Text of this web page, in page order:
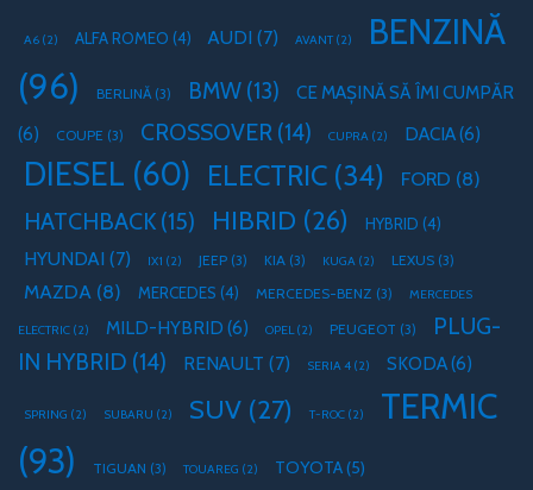
A6 (2) ALFA ROMEO (4) AUDI (7) AVANT (2)
BENZINĂ
(96)
BERLINĂ (3) BMW (13)
CE MAȘINĂ SĂ ÎMI CUMPĂR
(6)
COUPE (3) CROSSOVER (14) CUPRA (2) DACIA(6)
DIESEL (60) ELECTRIC (34) FORD (8)
HATCHBACK (15) HIBRID (26) HYBRID (4)
HYUNDAI (7) IX1 (2) JEEP (3) KIA (3) KUGA (2) LEXUS (3)
MAZDA (8) MERCEDES (4) MERCEDES-BENZ (3) MERCEDES
ELECTRIC (2) MILD-HYBRID (6) OPEL(2) PEUGEOT (3)
PLUG-
IN HYBRID (14) RENAULT (7) SERIA 4 (2) SKODA(6)
SPRING (2) SUBARU (2) SUV (27) T-ROC (2)
TERMIC
(93)
TIGUAN (3) TOUAREG (2) TOYOTA(5)